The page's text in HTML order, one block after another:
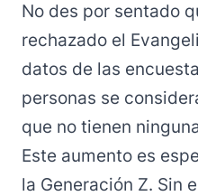
No des por sentado
rechazado el
datos de las
personas se
que no tienen
Este aumento es
la Generación Z. Sin